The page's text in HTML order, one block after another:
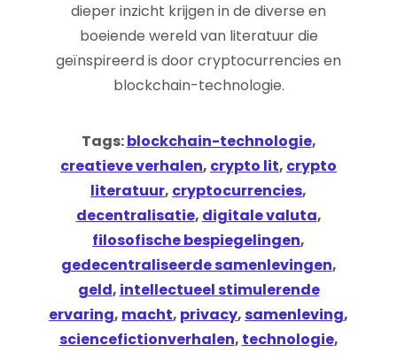
dieper inzicht krijgen in de diverse en
boeiende wereld van literatuur die
geïnspireerd is door cryptocurrencies en
blockchain-technologie.
Tags:blockchain-technologie,
creatieve verhalen, crypto lit, crypto
literatuur, cryptocurrencies,
decentralisatie, digitale valuta,
filosofische bespiegelingen,
gedecentraliseerde samenlevingen,
geld, intellectueel stimulerende
ervaring, macht, privacy,samenleving,
sciencefictionverhalen, technologie,